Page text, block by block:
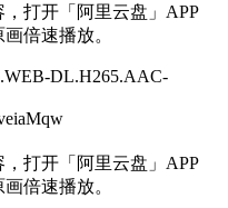
打开「阿里云盘」APP
倍速播放。
DL.H265.AAC-
打开「阿里云盘」APP
倍速播放。